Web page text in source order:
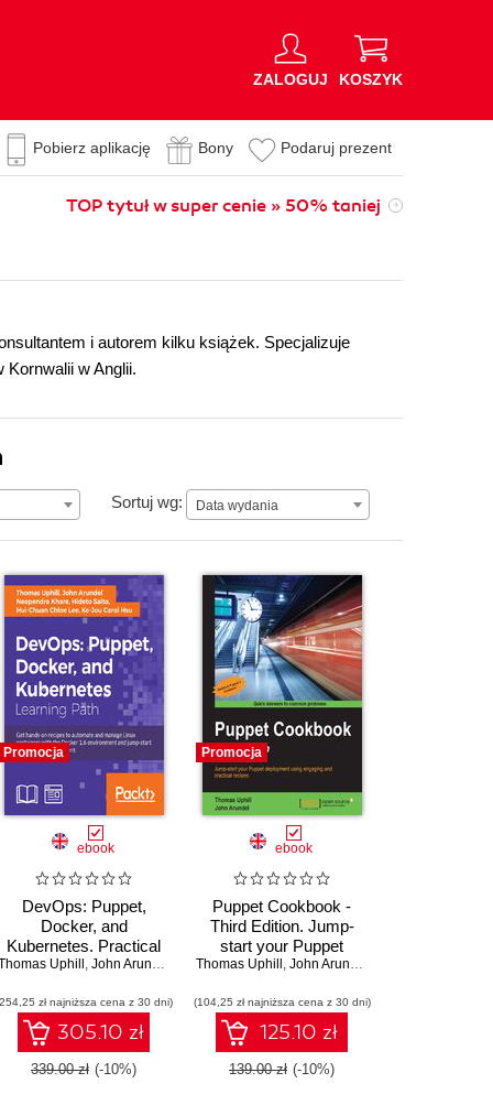
ZALOGUJ KOSZYK
Pobierz aplikację Bony Podaruj prezent
TOP tytuł w super cenie » 50% taniej
i autorem kilku książek. Specjalizuje
w Anglii.
Sortuj wg: Data wydania
Data wydania
Promocja
ebook
DevOps: Puppet,
Docker, and
Kubernetes. Practical
recipes to make the
powerful tools
Uphill , John Arundel Neependra Khare,Hideto Saito
zł najniższa cena z 30 dni)
305.10 zł
339.00 zł (-10%)
Promocja
ebook
Puppet Cookbook -
Third Edition. Jump-
start your Puppet
deployment using
recipes - Third Edition
Thomas Uphill , John Arundel
(104,25 zł najniższa cena z 30 dni)
125.10 zł
139.00 zł (-10%)